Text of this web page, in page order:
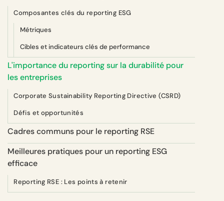
Composantes clés du reporting ESG
Métriques
Cibles et indicateurs clés de performance
L'importance du reporting sur la durabilité pour
les entreprises
Corporate Sustainability Reporting Directive (CSRD)
Défis et opportunités
Cadres communs pour le reporting RSE
Meilleures pratiques pour un reporting ESG
efficace
Reporting RSE : Les points à retenir